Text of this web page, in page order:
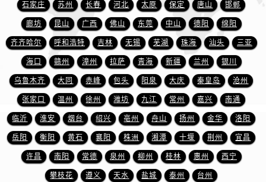
江西省萍乡市安源区萍安北大道与康庄路交叉口万国售后服务中心（需提前预约）
江西省上饶市信州区滨江西路万国售后服务中心（需提前预约）
江西省新余市渝水区北湖西路万国售后服务中心（需提前预约）
江西省宜春市袁州区中山中路万国售后服务中心（需提前预约）
江西省鹰潭市月湖区胜利东路万国售后服务中心（需提前预约）
山东省德州市德城区东风中路万国售后服务中心（需提前预约）
山东省东营市东营区济南路万国售后服务中心（需提前预约）
山东省济南市历下区经十路11111号华润中心写字楼（万象城）15层1508室万国售后服务中心（需提前预约）
山东省济宁市任城区太白楼路万国售后服务中心（需提前预约）
山东省莱芜市文化南路8号银座商城名表维修一楼名表维修万国售后服务中心（需提前预约）
石家庄 苏州 长春 河北 太原 保定 唐山 邯郸
廊坊 昆山 广西 佛山 东莞 中山 德阳 绵阳
齐齐哈尔 呼和浩特 吉林 无锡 芜湖 珠海 汕头 三亚
海口 赣州 漳州 拉萨 青海 新疆 兰州 银川
乌鲁木齐 大同 赤峰 包头 阳泉 大庆 秦皇岛 沧州
张家口 温州 徐州 潍坊 九江 常州 嘉兴 南通
临沂 淮安 烟台 绍兴 亳州 舟山 扬州 金华 洛阳
岳阳 衡阳 黄石 襄阳 株洲 湘潭 十堰 荆州 宜昌
许昌 南阳 常德 泉州 柳州 桂林 惠州 西宁
攀枝花 遵义 天水 盐城 泰州 台州